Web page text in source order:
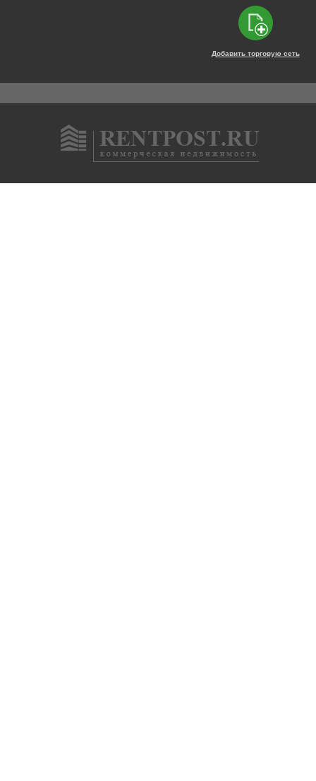
Добавить торговую сеть